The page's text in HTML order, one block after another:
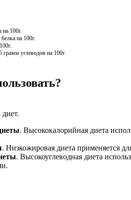
100г.
на 100г.
углеводов на 100г.
. Высококалорийная диета
. Низкожировая диета применяется
. Высокоуглеводная диета